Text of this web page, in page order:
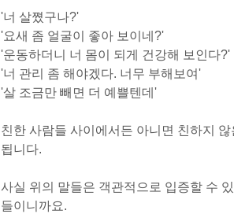
'너 살쪘구나?'
'요새 좀 얼굴이 좋아 보이네?'
'운동하더니 너 몸이 되게 건강해 보인다?'
'너 관리 좀 해야겠다. 너무 부해보여'
'살 조금만 빼면 더 예쁠텐데'
친한 사람들 사이에서든 아니면 친하지
됩니다.
사실 위의 말들은 객관적으로 입증할 수
들이니까요.